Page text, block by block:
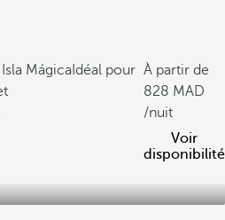
Mágica Idéal pour À partir de
828
/nuit
Voir
disponibilité